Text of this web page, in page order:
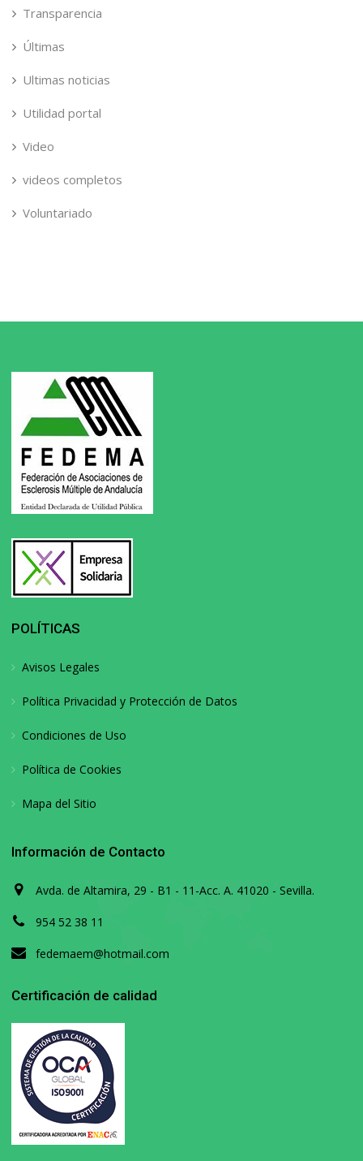
Transparencia
Últimas
Ultimas noticias
Utilidad portal
Video
videos completos
Voluntariado
POLÍTICAS
Avisos Legales
Política Privacidad y Protección de Datos
Condiciones de Uso
Política de Cookies
Mapa del Sitio
Información de Contacto
Avda. de Altamira, 29 - B1 - 11-Acc. A. 41020 - Sevilla.
954 52 38 11
fedemaem@hotmail.com
Certificación de calidad